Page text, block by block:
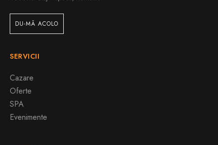
DU-MĂ ACOLO
SERVICII
Cazare
Oferte
SPA
Evenimente